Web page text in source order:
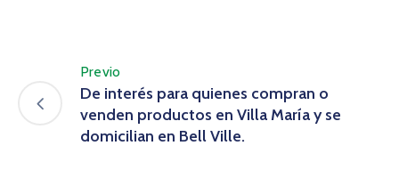
Previo
De interés para quienes compran o
venden productos en Villa María y se
domicilian en Bell Ville.